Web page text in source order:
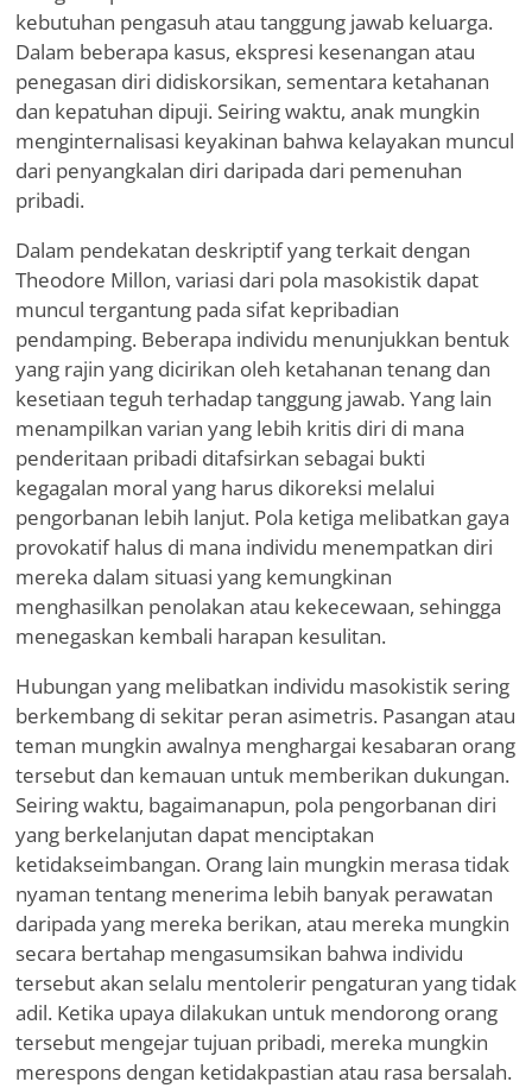
kebutuhan pengasuh atau tanggung jawab keluarga.
Dalam beberapa kasus, ekspresi kesenangan atau
penegasan diri didiskorsikan, sementara ketahanan
dan kepatuhan dipuji. Seiring waktu, anak mungkin
menginternalisasi keyakinan bahwa kelayakan muncul
dari penyangkalan diri daripada dari pemenuhan
pribadi.
Dalam pendekatan deskriptif yang terkait dengan
Theodore Millon, variasi dari pola masokistik dapat
muncul tergantung pada sifat kepribadian
pendamping. Beberapa individu menunjukkan bentuk
yang rajin yang dicirikan oleh ketahanan tenang dan
kesetiaan teguh terhadap tanggung jawab. Yang lain
menampilkan varian yang lebih kritis diri di mana
penderitaan pribadi ditafsirkan sebagai bukti
kegagalan moral yang harus dikoreksi melalui
pengorbanan lebih lanjut. Pola ketiga melibatkan gaya
provokatif halus di mana individu menempatkan diri
mereka dalam situasi yang kemungkinan
menghasilkan penolakan atau kekecewaan, sehingga
menegaskan kembali harapan kesulitan.
Hubungan yang melibatkan individu masokistik sering
berkembang di sekitar peran asimetris. Pasangan atau
teman mungkin awalnya menghargai kesabaran orang
tersebut dan kemauan untuk memberikan dukungan.
Seiring waktu, bagaimanapun, pola pengorbanan diri
yang berkelanjutan dapat menciptakan
ketidakseimbangan. Orang lain mungkin merasa tidak
nyaman tentang menerima lebih banyak perawatan
daripada yang mereka berikan, atau mereka mungkin
secara bertahap mengasumsikan bahwa individu
tersebut akan selalu mentolerir pengaturan yang tidak
adil. Ketika upaya dilakukan untuk mendorong orang
tersebut mengejar tujuan pribadi, mereka mungkin
merespons dengan ketidakpastian atau rasa bersalah.